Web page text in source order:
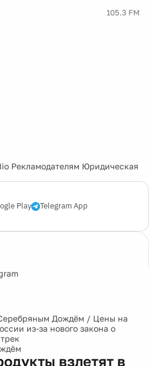
105.3 FM
Рекламодателям Юридическая
Play Telegram App
Дождём / Цены на
из-за нового закона о
взлетят в